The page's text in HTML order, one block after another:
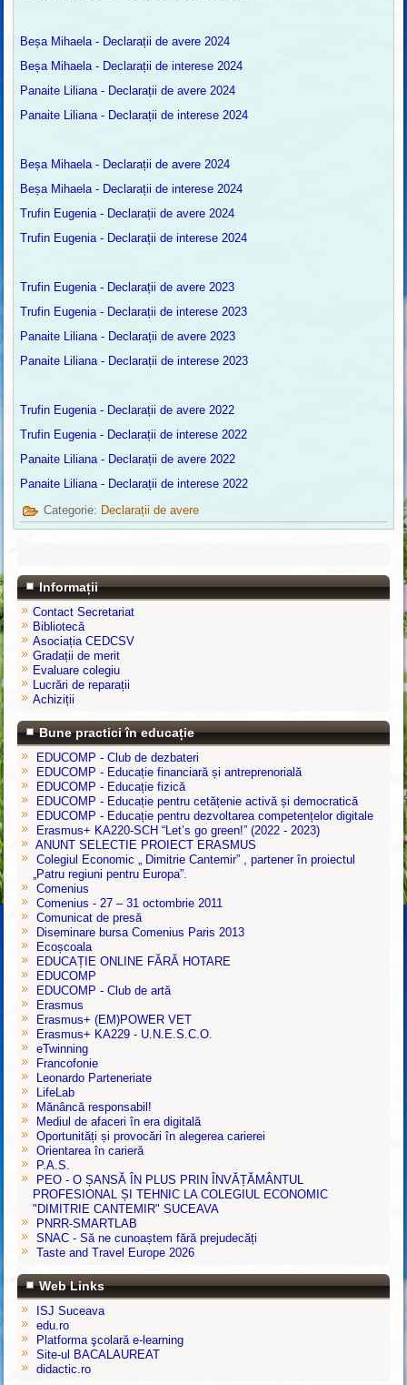
Beșa Mihaela - Declarații de avere 2024
Beșa Mihaela - Declarații de interese 2024
Panaite Liliana - Declarații de avere 2024
Panaite Liliana - Declarații de interese 2024
Beșa Mihaela - Declarații de avere 2024
Beșa Mihaela - Declarații de interese 2024
Trufin Eugenia - Declarații de avere 2024
Trufin Eugenia - Declarații de interese 2024
Trufin Eugenia - Declarații de avere 2023
Trufin Eugenia - Declarații de interese 2023
Panaite Liliana - Declarații de avere 2023
Panaite Liliana - Declarații de interese 2023
Trufin Eugenia - Declarații de avere 2022
Trufin Eugenia - Declarații de interese 2022
Panaite Liliana - Declarații de avere 2022
Panaite Liliana - Declarații de interese 2022
Categorie: Declarații de avere
Informații
Contact Secretariat
Bibliotecă
Asociația CEDCSV
Gradații de merit
Evaluare colegiu
Lucrări de reparații
Achiziții
Bune practici în educație
EDUCOMP - Club de dezbateri
EDUCOMP - Educație financiară și antreprenorială
EDUCOMP - Educație fizică
EDUCOMP - Educație pentru cetățenie activă și democratică
EDUCOMP - Educație pentru dezvoltarea competențelor digitale
Erasmus+ KA220-SCH “Let’s go green!” (2022 - 2023)
ANUNT SELECTIE PROIECT ERASMUS
Colegiul Economic „ Dimitrie Cantemir” , partener în proiectul
„Patru regiuni pentru Europa”.
Comenius
Comenius - 27 – 31 octombrie 2011
Comunicat de presă
Diseminare bursa Comenius Paris 2013
Ecoșcoala
EDUCAȚIE ONLINE FĂRĂ HOTARE
EDUCOMP
EDUCOMP - Club de artă
Erasmus
Erasmus+ (EM)POWER VET
Erasmus+ KA229 - U.N.E.S.C.O.
eTwinning
Francofonie
Leonardo Parteneriate
LifeLab
Mănâncă responsabil!
Mediul de afaceri în era digitală
Oportunități și provocări în alegerea carierei
Orientarea în carieră
P.A.S.
PEO - O ȘANSĂ ÎN PLUS PRIN ÎNVĂȚĂMÂNTUL
PROFESIONAL ȘI TEHNIC LA COLEGIUL ECONOMIC
"DIMITRIE CANTEMIR" SUCEAVA
PNRR-SMARTLAB
SNAC - Să ne cunoaștem fără prejudecăți
Taste and Travel Europe 2026
Web Links
ISJ Suceava
edu.ro
Platforma şcolară e-learning
Site-ul BACALAUREAT
didactic.ro